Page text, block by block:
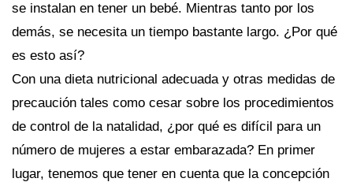
se instalan en tener un bebé. Mientras tanto por los
demás, se necesita un tiempo bastante largo. ¿Por qué
es esto así?
Con una dieta nutricional adecuada y otras medidas de
precaución tales como cesar sobre los procedimientos
de control de la natalidad, ¿por qué es difícil para un
número de mujeres a estar embarazada? En primer
lugar, tenemos que tener en cuenta que la concepción